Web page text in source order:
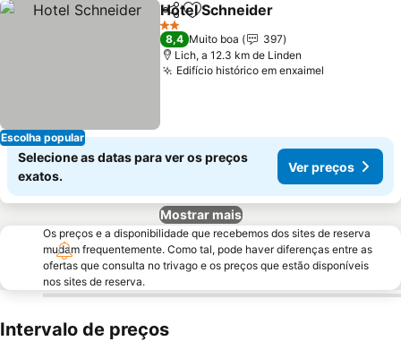
Escolha popular
PartilharAdicionar aos favoritos
Hotel Schneider
2 Estrelas
8,4 Muito boa
397
Lich, a 12.3 km de Linden
Edifício histórico em enxaimel
Selecione as datas para ver os preços
exatos.
Ver preços
Mostrar mais
Os preços e a disponibilidade que recebemos dos sites de reserva
mudam frequentemente. Como tal, pode haver diferenças entre as
ofertas que consulta no trivago e os preços que estão disponíveis
nos sites de reserva.
Intervalo de preços